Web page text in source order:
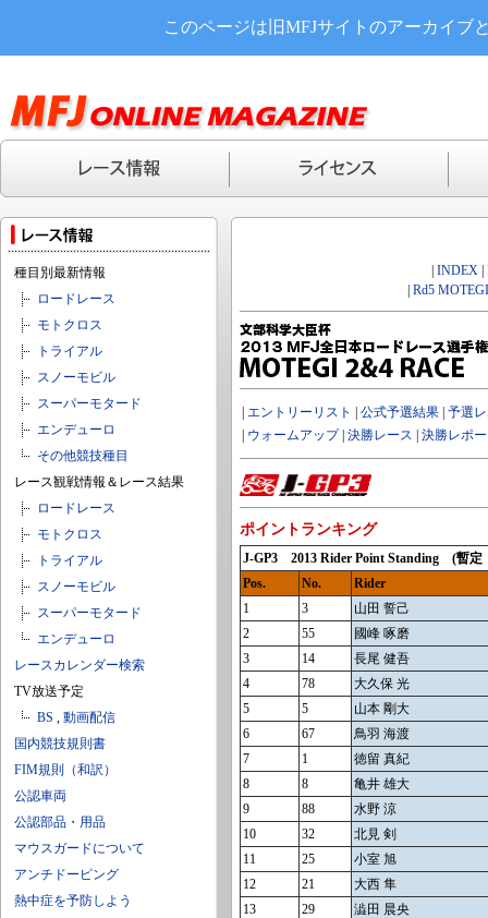
このページは旧MFJサイトのアーカイブ
種目別最新情報
ロードレース
モトクロス
トライアル
スノーモビル
スーパーモタード
エンデューロ
その他競技種目
レース観戦情報＆レース結果
ロードレース
モトクロス
トライアル
スノーモビル
スーパーモタード
エンデューロ
レースカレンダー検索
TV放送予定
BS , 動画配信
国内競技規則書
FIM規則（和訳）
公認車両
公認部品・用品
マウスガードについて
アンチドーピング
熱中症を予防しよう
INDEX
Rd5
エントリーリスト 公式予選結果 予選
ウォームアップ| 決勝レース 決勝レポ
ポイントランキング
J-GP3 2013 Rider Point Standing (暫
Pos.
No.
Rider
1
3
山田 誓己
2
55
國峰 啄磨
3
14
長尾 健吾
4
78
大久保 光
5
5
山本 剛大
6
67
鳥羽 海渡
7
1
徳留 真紀
8
8
亀井 雄大
9
88
水野 涼
10
32
北見 剣
11
25
小室 旭
12
21
大西 隼
13
29
澁田 晨央